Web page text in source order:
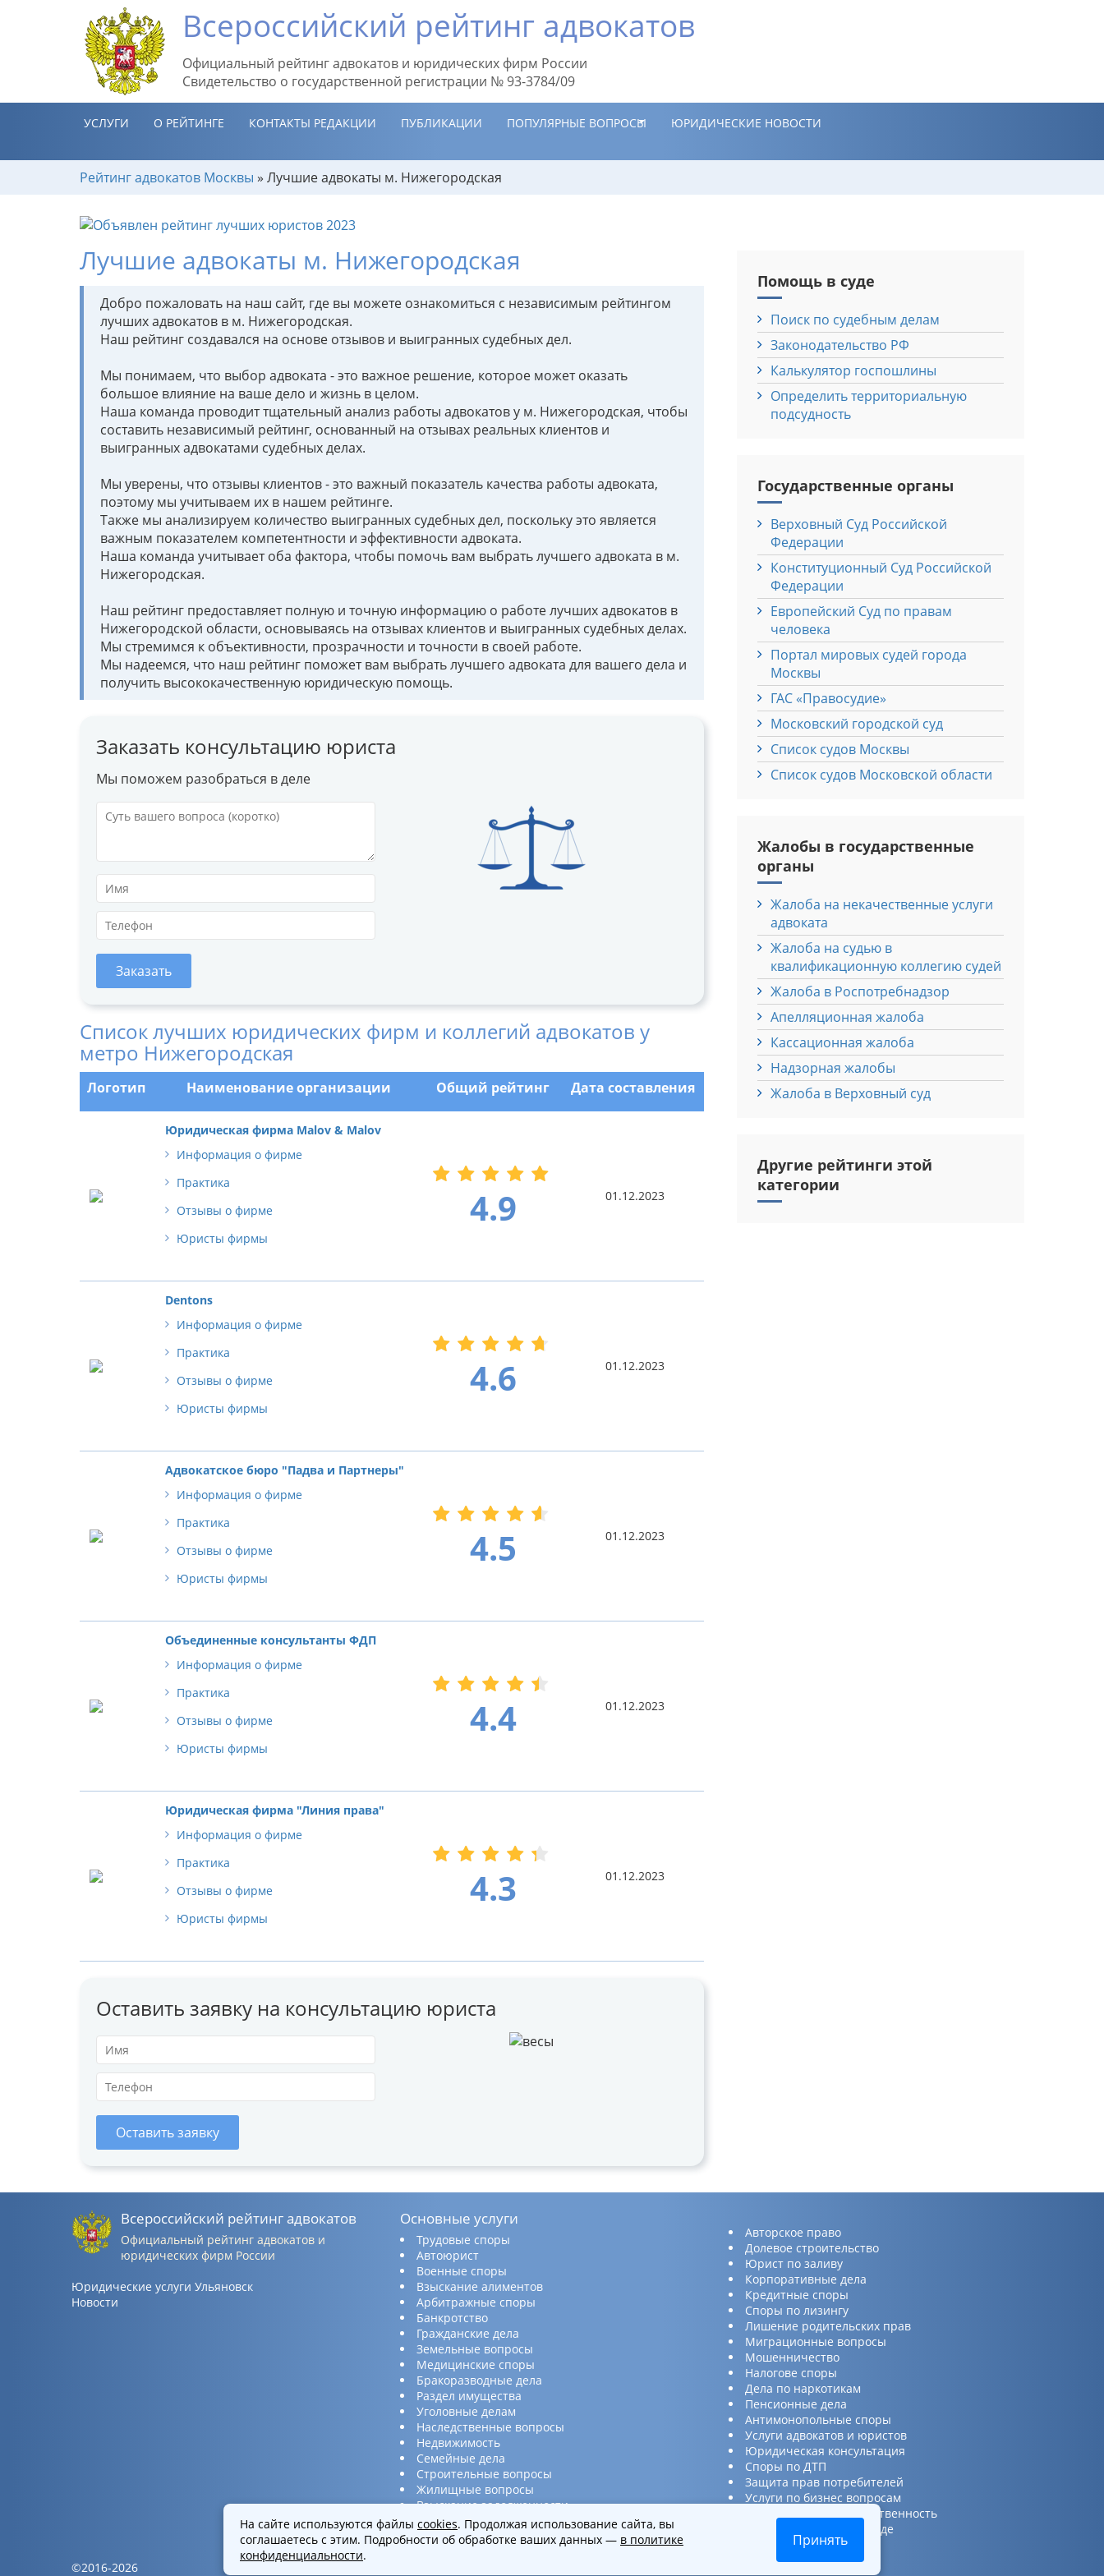
Всероссийский рейтинг адвокатов
Официальный рейтинг адвокатов и юридических фирм России
Свидетельство о государственной регистрации № 93-3784/09
УСЛУГИ О РЕЙТИНГЕ КОНТАКТЫ РЕДАКЦИИ ПУБЛИКАЦИИ ПОПУЛЯРНЫЕ ВОПРОСЫ ЮРИДИЧЕСКИЕ НОВОСТИ
Рейтинг адвокатов Москвы » Лучшие адвокаты м. Нижегородская
Лучшие адвокаты м. Нижегородская
Добро пожаловать на наш сайт, где вы можете ознакомиться с независимым рейтингом
лучших адвокатов в м. Нижегородская.
Наш рейтинг создавался на основе отзывов и выигранных судебных дел.
Мы понимаем, что выбор адвоката - это важное решение, которое может оказать
большое влияние на ваше дело и жизнь в целом.
Наша команда проводит тщательный анализ работы адвокатов у м. Нижегородская, чтобы
составить независимый рейтинг, основанный на отзывах реальных клиентов и
выигранных адвокатами судебных делах.
Мы уверены, что отзывы клиентов - это важный показатель качества работы адвоката,
поэтому мы учитываем их в нашем рейтинге.
Также мы анализируем количество выигранных судебных дел, поскольку это является
важным показателем компетентности и эффективности адвоката.
Наша команда учитывает оба фактора, чтобы помочь вам выбрать лучшего адвоката в м.
Нижегородская.
Наш рейтинг предоставляет полную и точную информацию о работе лучших адвокатов в
Нижегородской области, основываясь на отзывах клиентов и выигранных судебных делах.
Мы стремимся к объективности, прозрачности и точности в своей работе.
Мы надеемся, что наш рейтинг поможет вам выбрать лучшего адвоката для вашего дела и
получить высококачественную юридическую помощь.
Заказать консультацию юриста
Мы поможем разобраться в деле
Заказать
Список лучших юридических фирм и коллегий адвокатов у
метро Нижегородская
Логотип Наименование организации Общий рейтинг Дата составления
Юридическая фирма Malov & Malov
Информация о фирме
Практика
Отзывы о фирме
Юристы фирмы
4.9 01.12.2023
Dentons
Информация о фирме
Практика
Отзывы о фирме
Юристы фирмы
4.6 01.12.2023
Адвокатское бюро "Падва и Партнеры"
Информация о фирме
Практика
Отзывы о фирме
Юристы фирмы
4.5 01.12.2023
Объединенные консультанты ФДП
Информация о фирме
Практика
Отзывы о фирме
Юристы фирмы
4.4 01.12.2023
Юридическая фирма "Линия права"
Информация о фирме
Практика
Отзывы о фирме
Юристы фирмы
4.3 01.12.2023
Оставить заявку на консультацию юриста
Оставить заявку
Помощь в суде
Поиск по судебным делам
Законодательство РФ
Калькулятор госпошлины
Определить территориальную
подсудность
Государственные органы
Верховный Cуд Российской
Федерации
Конституционный Cуд Российской
Федерации
Европейский Cуд по правам
человека
Портал мировых судей города
Москвы
ГАС «Правосудие»
Московский городской суд
Список судов Москвы
Список судов Московской области
Жалобы в государственные
органы
Жалоба на некачественные услуги
адвоката
Жалоба на судью в
квалификационную коллегию судей
Жалоба в Роспотребнадзор
Апелляционная жалоба
Кассационная жалоба
Надзорная жалобы
Жалоба в Верховный суд
Другие рейтинги этой
категории
Всероссийский рейтинг адвокатов
Официальный рейтинг адвокатов и
юридических фирм России
Юридические услуги Ульяновск
Новости
Основные услуги
Трудовые споры
Автоюрист
Военные споры
Взыскание алиментов
Арбитражные споры
Банкротство
Гражданские дела
Земельные вопросы
Медицинские споры
Бракоразводные дела
Раздел имущества
Уголовные делам
Наследственные вопросы
Недвижимость
Семейные дела
Строительные вопросы
Жилищные вопросы
Взыскание задолженности
Составление и проверка юридических
документов
Услуги для бизнеса
Авторское право
Долевое строительство
Юрист по заливу
Корпоративные дела
Кредитные споры
Споры по лизингу
Лишение родительских прав
Миграционные вопросы
Мошенничество
Налогове споры
Дела по наркотикам
Пенсионные дела
Антимонопольные споры
Услуги адвокатов и юристов
Юридическая консультация
Споры по ДТП
Защита прав потребителей
Услуги по бизнес вопросам
Интеллектуальная собственность
Представительство в суде
©2016-2026
На сайте используются файлы cookies. Продолжая использование сайта, вы
соглашаетесь с этим. Подробности об обработке ваших данных — в политике
конфиденциальности.
Принять